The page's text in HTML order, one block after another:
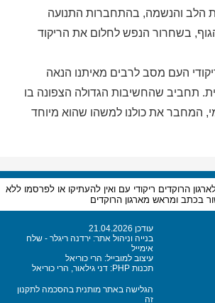
הלב והנשמה, בהתחברות התנועה
בשחרור הנפש לחלום את הריקוד
העם מסב לרבים מאיתנו הנאה
תחביב שהחשיבות הגדולה הצפונה בו
המחבר את כולנו למשהו שהוא מיוחד
הרוקדים ריקודי עם ואין להעתיקו או לפרסמו ללא
בכתב ומראש מארגון הרוקדים
עודכן 21.04.2026
בנייה וניהול אתר: ירדנה ריגלר - שלח
אימייל
עיצוב למובייל: הרי כוריאל
תכנות PHP: דני גילאור, הרי כוריאל
הגלישה באתר מותנית בהסכמה לתקנון
זה